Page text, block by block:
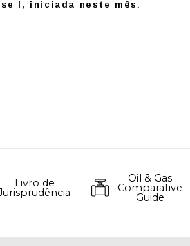
I, iniciada neste mês.
Livro de Oil & Gas
Comparative
Guide